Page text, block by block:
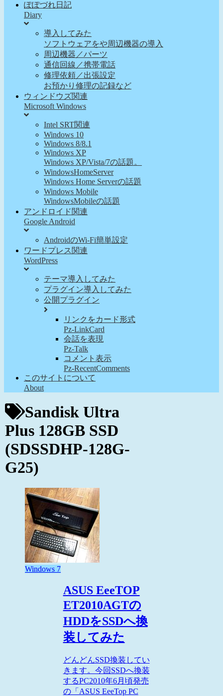
ぽぽづれ日記
Diary
導入してみた
ソフトウェアをや周辺機器の導入
周辺機器／パーツ
通信回線／携帯電話
修理依頼／出張設定
お預かり修理の記録など
ウィンドウズ関連
Microsoft Windows
Intel SRT関連
Windows 10
Windows 8/8.1
Windows XP
Windows XP/Vista/7の話題。
WindowsHomeServer
Windows Home Serverの話題
Windows Mobile
WindowsMobileの話題
アンドロイド関連
Google Android
AndroidのWi-Fi簡単設定
ワードプレス関連
WordPress
テーマ導入してみた
プラグイン導入してみた
公開プラグイン
リンクをカード形式
Pz-LinkCard
会話を表現
Pz-Talk
コメント表示
Pz-RecentComments
このサイトについて
About
Sandisk Ultra
Plus 128GB SSD
(SDSSDHP-128G-
G25)
Windows 7
ASUS EeeTOP
ET2010AGTの
HDDをSSDへ換
装してみた
どんどんSSD換装してい
きます。今回SSDへ換装
するPC2010年6月頃発売
の「ASUS EeeTop PC